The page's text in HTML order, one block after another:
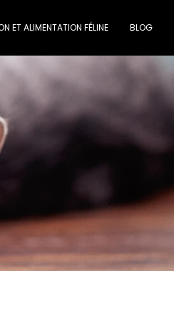
ET ALIMENTATION FÉLINE BLOG